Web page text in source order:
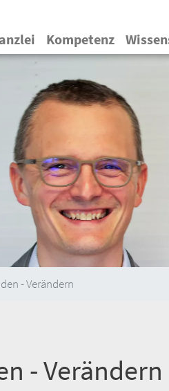
Kompetenz
- Verändern
- Verändern